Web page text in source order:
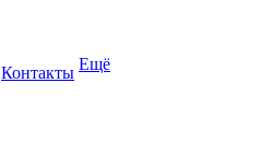
Контакты Ещё